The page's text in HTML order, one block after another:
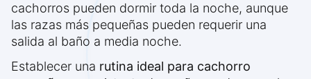
cachorros pueden dormir toda la noche, aunque
las razas más pequeñas pueden requerir una
salida al baño a media noche.
Establecer una rutina ideal para cachorro